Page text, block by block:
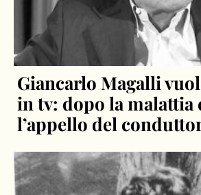
Giancarlo Magalli
in tv: dopo la malattia
l’appello del